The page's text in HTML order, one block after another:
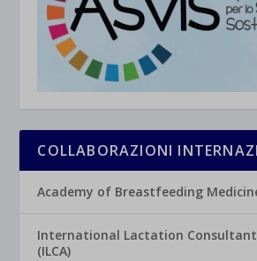
COLLABORAZIONI
Academy of Breastfeeding
International Lactation
(ILCA)